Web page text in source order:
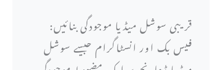
قریبی سوشل میڈیا موجودگی بنائیں:
فیس بک اور انسٹاگرام جیسے سوشل